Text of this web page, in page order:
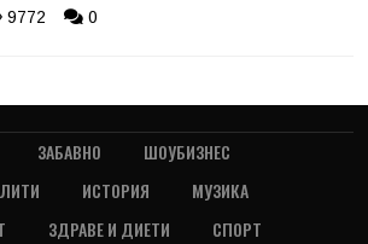
9772 0
ЗАБАВНО
ШОУБИЗНЕС
ИСТОРИЯ
МУЗИКА
ЗДРАВЕ И ДИЕТИ СПОРТ